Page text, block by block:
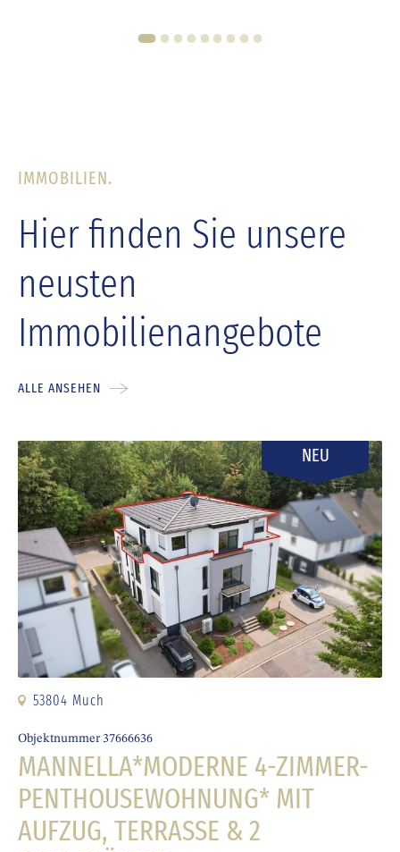
1 2 3 4 5 6 7 8 9
IMMOBILIEN.
Hier finden Sie unsere
neusten
Immobilienangebote
ALLE ANSEHEN
NEU
53804 Much
Objektnummer 37666636
MANNELLA*MODERNE 4-ZIMMER-
PENTHOUSEWOHNUNG* MIT
AUFZUG, TERRASSE & 2